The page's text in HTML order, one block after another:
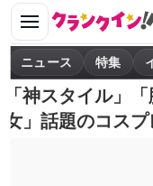
ニュース 特集
「神スタイル」
女」話題のコス